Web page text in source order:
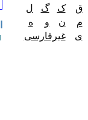
ق
ک گ
ل
م
ن و
ه
ی
غیرفارسی